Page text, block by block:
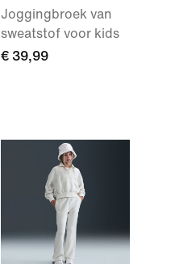
Joggingbroek van
sweatstof voor kids
€ 39,99